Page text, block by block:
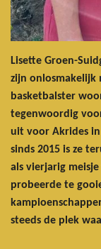
Lisette Groen-
zijn onlosmakelijk
basketbalster
tegenwoordig
uit voor Akrides
sinds 2015 is ze
als vierjarig
probeerde te
steeds de plek